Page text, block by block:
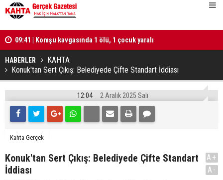
09:41 | Komşu kavgasında 1 ölü, 1 çocuk yaralı
HABERLER
KAHTA
Konuk'tan Sert Çıkış: Belediyede Çifte Standart İddiası
12:04 2 Aralık 2025 Salı
Kahta Gerçek
Konuk'tan Sert Çıkış: Belediyede Çifte Standart
İddiası
A+
A-